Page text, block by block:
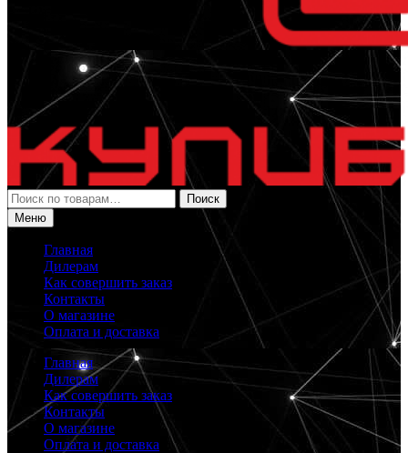
Искать:
Поиск
Меню
Главная
Дилерам
Как совершить заказ
Контакты
О магазине
Оплата и доставка
Главная
Дилерам
Как совершить заказ
Контакты
О магазине
Оплата и доставка